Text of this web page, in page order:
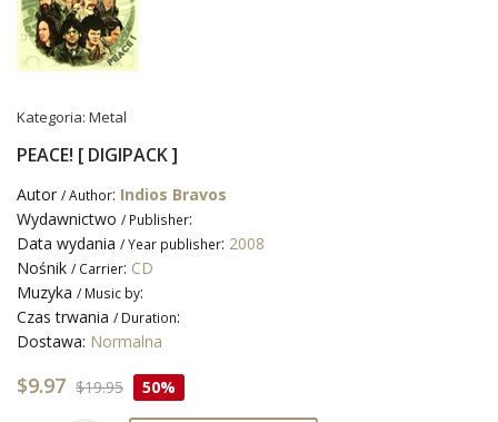
Kategoria: Metal
PEACE! [ DIGIPACK ]
Autor / Author: Indios Bravos
Wydawnictwo / Publisher:
Data wydania / Year publisher: 2008
Nośnik / Carrier: CD
Muzyka / Music by:
Czas trwania / Duration:
Dostawa: Normalna
$9.97 $19.95 50%